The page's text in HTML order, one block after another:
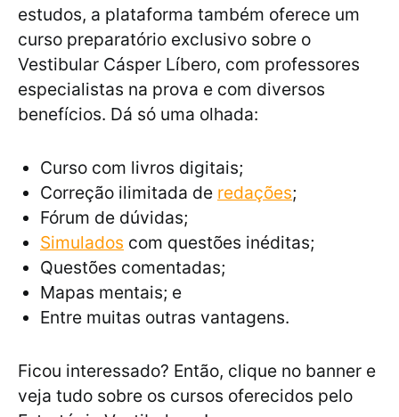
estudos, a plataforma também oferece um
curso preparatório exclusivo sobre o
Vestibular Cásper Líbero, com professores
especialistas na prova e com diversos
benefícios. Dá só uma olhada:
Curso com livros digitais;
Correção ilimitada de redações;
Fórum de dúvidas;
Simulados com questões inéditas;
Questões comentadas;
Mapas mentais; e
Entre muitas outras vantagens.
Ficou interessado? Então, clique no banner e
veja tudo sobre os cursos oferecidos pelo